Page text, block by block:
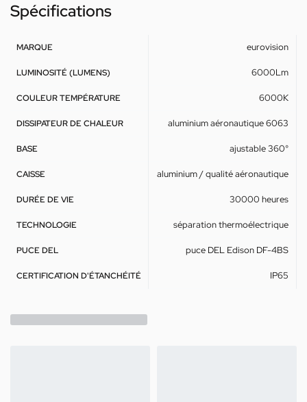
Spécifications
MARQUE eurovision
LUMINOSITÉ (LUMENS) 6000Lm
COULEUR TEMPÉRATURE 6000K
DISSIPATEUR DE CHALEUR aluminium aéronautique 6063
BASE ajustable 360°
CAISSE aluminium / qualité aéronautique
DURÉE DE VIE 30000 heures
TECHNOLOGIE séparation thermoélectrique
PUCE DEL puce DEL Edison DF-4BS
CERTIFICATION D'ÉTANCHÉITÉ IP65